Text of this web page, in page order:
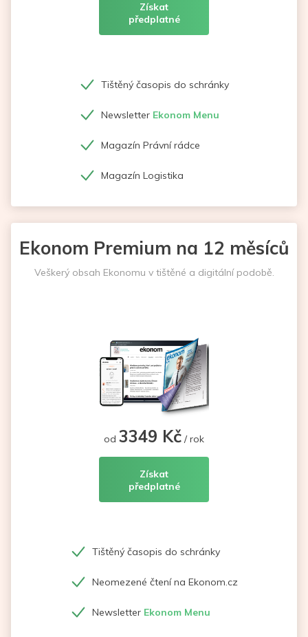
Získat
předplatné
Tištěný časopis do schránky
Newsletter Ekonom Menu
Magazín Právní rádce
Magazín Logistika
Ekonom Premium na 12 měsíců
Veškerý obsah Ekonomu v tištěné a digitální podobě.
od 3349 Kč / rok
Získat
předplatné
Tištěný časopis do schránky
Neomezené čtení na Ekonom.cz
Newsletter Ekonom Menu